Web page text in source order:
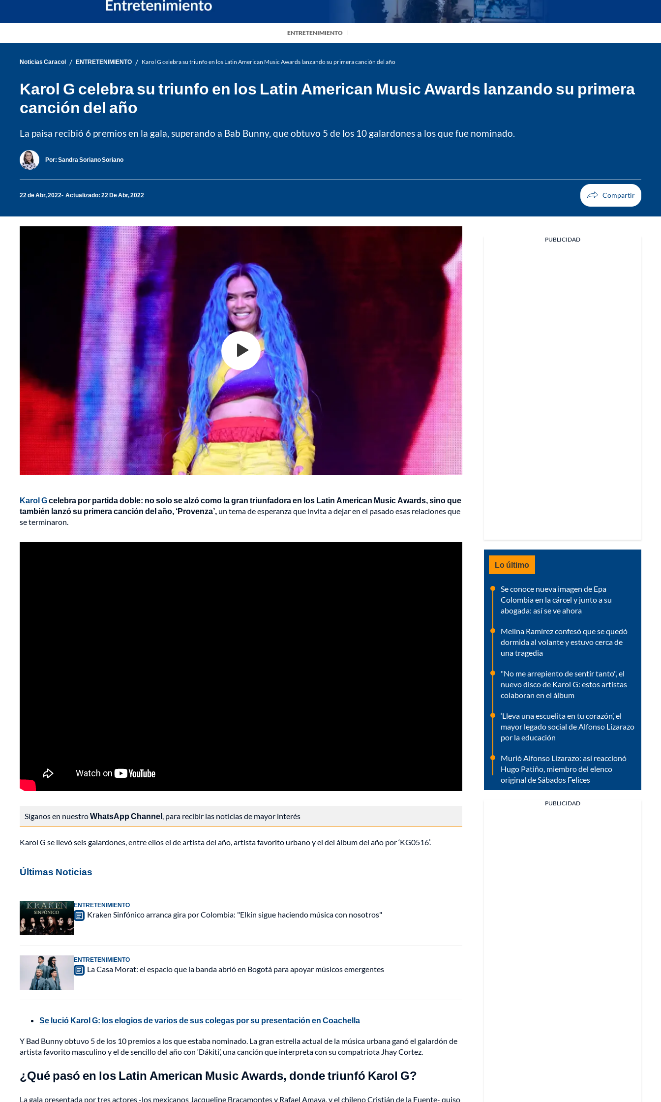
ENTRETENIMIENTO
Noticias Caracol / ENTRETENIMIENTO / Karol G celebra su triunfo en los Latin American Music Awards lanzando su primera canción del año
Karol G celebra su triunfo en los Latin American Music Awards lanzando su primera
canción del año
La paisa recibió 6 premios en la gala, superando a Bab Bunny, que obtuvo 5 de los 10 galardones a los que fue nominado.
Por: Sandra Soriano Soriano
22 de Abr, 2022 Actualizado: 22 De Abr, 2022
Karol Gcelebra por partida doble: no solo se alzó como la gran triunfadora en los Latin American Music Awards, sino que
también lanzó su primera canción del año, ‘Provenza’, un tema de esperanza que invita a dejar en el pasado esas relaciones que
se terminaron.
Síganos en nuestroWhatsApp Channel, para recibir las noticias de mayor interés
Karol G se llevó seis galardones, entre ellos el de artista del año, artista favorito urbano y el del álbum del año por ‘KG0516’.
Últimas Noticias
ENTRETENIMIENTO
Kraken Sinfónico arranca gira por Colombia: "Elkin sigue haciendo música con nosotros"
ENTRETENIMIENTO
La Casa Morat: el espacio que la banda abrió en Bogotá para apoyar músicos emergentes
Se lució Karol G: los elogios de varios de sus colegas por su presentación en Coachella
Y Bad Bunny obtuvo 5 de los 10 premios a los que estaba nominado. La gran estrella actual de la música urbana ganó el galardón de
artista favorito masculino y el de sencillo del año con ‘Dákiti’, una canción que interpreta con su compatriota Jhay Cortez.
¿Qué pasó en los Latin American Music Awards, donde triunfó Karol G?
La gala presentada por tres actores -los mexicanos Jacqueline Bracamontes y Rafael Amaya, y el chileno Cristián de la Fuente- quiso
PUBLICIDAD
Lo último
Se conoce nueva imagen de Epa
Colombia en la cárcel y junto a su
abogada: así se ve ahora
Melina Ramírez confesó que se quedó
dormida al volante y estuvo cerca de
una tragedia
"No me arrepiento de sentir tanto", el
nuevo disco de Karol G: estos artistas
colaboran en el álbum
‘Lleva una escuelita en tu corazón’, el
mayor legado social de Alfonso Lizarazo
por la educación
Murió Alfonso Lizarazo: así reaccionó
Hugo Patiño, miembro del elenco
original de Sábados Felices
PUBLICIDAD